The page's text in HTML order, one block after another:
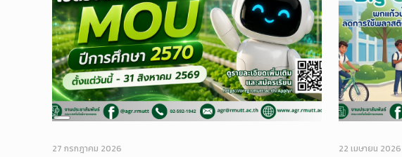
Long
27 กรกฎาคม 2026 22 เมษายน 2026